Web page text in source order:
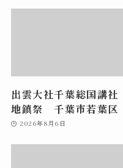
出雲大社千葉総国講社
地鎮祭 千葉市若葉区
2026年8月6日